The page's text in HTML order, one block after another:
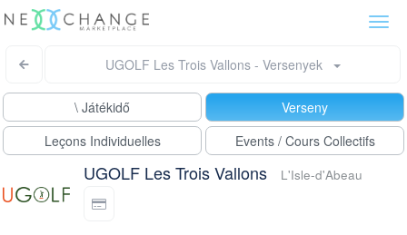
UGOLF Les Trois Vallons - Versenyek
\ Játékidő
Verseny
Leçons Individuelles
Events / Cours Collectifs
UGOLF Les Trois Vallons L'Isle-d'Abeau